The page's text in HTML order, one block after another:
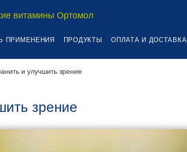
витамины Ортомол
ПРИМЕНЕНИЯ ПРОДУКТЫ ОПЛАТА И ДОСТАВКА
и улучшить зрение
зрение